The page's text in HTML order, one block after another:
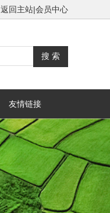
返回主站|会员中心
友情链接